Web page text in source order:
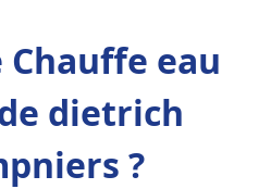
Chauffe eau
dietrich
?